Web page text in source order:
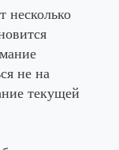
несколько
не на
текущей